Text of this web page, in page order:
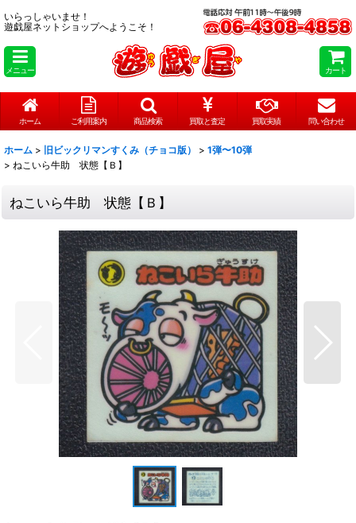
いらっしゃいませ！
遊戯屋ネットショップへようこそ！
メニュー カート
ホーム ご利用案内 商品検索 買取と査定 買取実績 問い合わせ
ホーム > 旧ビックリマンすくみ（チョコ版） > 1弾〜10弾
> ねこいら牛助 状態【Ｂ】
ねこいら牛助 状態【Ｂ】